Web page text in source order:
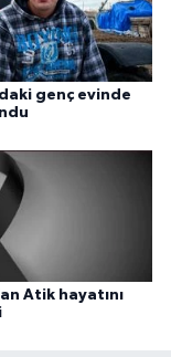
genç evinde
Atik hayatını